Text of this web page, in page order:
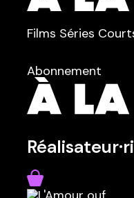
Films Séries
Abonnement